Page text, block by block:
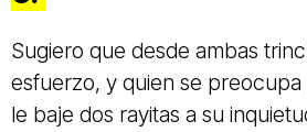
Sugiero que desde ambas
esfuerzo, y quien se
le baje dos rayitas a su